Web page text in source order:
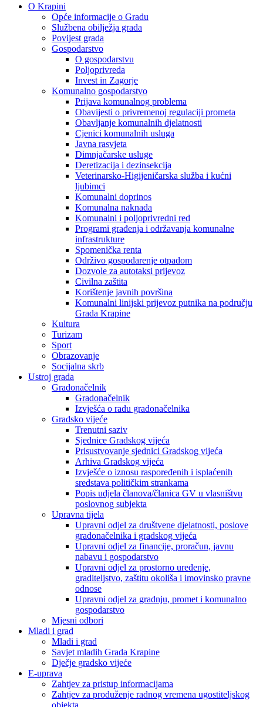
O Krapini
Opće informacije o Gradu
Službena obilježja grada
Povijest grada
Gospodarstvo
O gospodarstvu
Poljoprivreda
Invest in Zagorje
Komunalno gospodarstvo
Prijava komunalnog problema
Obavijesti o privremenoj regulaciji prometa
Obavljanje komunalnih djelatnosti
Cjenici komunalnih usluga
Javna rasvjeta
Dimnjačarske usluge
Deretizacija i dezinsekcija
Veterinarsko-Higijeničarska služba i kućni
ljubimci
Komunalni doprinos
Komunalna naknada
Komunalni i poljoprivredni red
Programi građenja i održavanja komunalne
infrastrukture
Spomenička renta
Održivo gospodarenje otpadom
Dozvole za autotaksi prijevoz
Civilna zaštita
Korištenje javnih površina
Komunalni linijski prijevoz putnika na području
Grada Krapine
Kultura
Turizam
Sport
Obrazovanje
Socijalna skrb
Ustroj grada
Gradonačelnik
Gradonačelnik
Izvješća o radu gradonačelnika
Gradsko vijeće
Trenutni saziv
Sjednice Gradskog vijeća
Prisustvovanje sjednici Gradskog vijeća
Arhiva Gradskog vijeća
Izvješće o iznosu raspoređenih i isplaćenih
sredstava političkim strankama
Popis udjela članova/članica GV u vlasništvu
poslovnog subjekta
Upravna tijela
Upravni odjel za društvene djelatnosti, poslove
gradonačelnika i gradskog vijeća
Upravni odjel za financije, proračun, javnu
nabavu i gospodarstvo
Upravni odjel za prostorno uređenje,
graditeljstvo, zaštitu okoliša i imovinsko pravne
odnose
Upravni odjel za gradnju, promet i komunalno
gospodarstvo
Mjesni odbori
Mladi i grad
Mladi i grad
Savjet mladih Grada Krapine
Dječje gradsko vijeće
E-uprava
Zahtjev za pristup informacijama
Zahtjev za produženje radnog vremena ugostiteljskog
objekta